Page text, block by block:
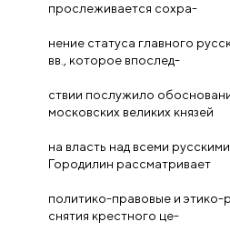
прослеживается сохра-
нение статуса главного
вв., которое впослед-
ствии послужило
московских великих князей
на власть над всеми
Городилин рассматривает
политико-правовые и этико-
снятия крестного це-